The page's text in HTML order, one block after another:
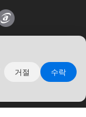
거절 수락